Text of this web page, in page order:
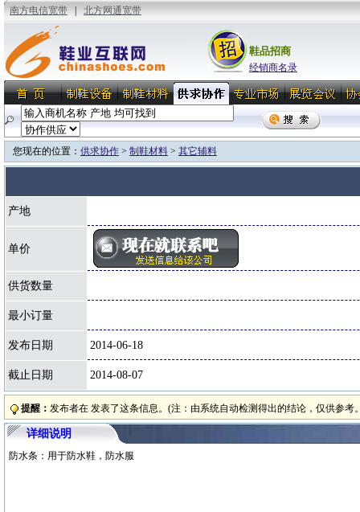
鞋品招商
经销商名录
您现在的位置： 供求协作 > 制鞋材料 > 其它辅料
产地
单价
供货数量
最小订量
发布日期 2014-06-18
截止日期 2014-08-07
提醒： 发布者在 发表了这条信息。 (注：由系统自动检测得出的结论，仅供参考
详细说明
防水条：用于防水鞋，防水服